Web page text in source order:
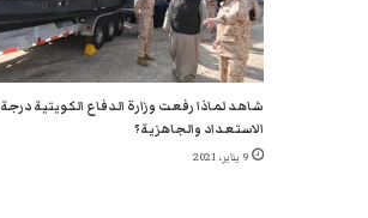
شاهد لماذا رفعت وزارة الدفاع الكويتية درجة
الاستعداد والجاهزية؟
9 يناير، 2021